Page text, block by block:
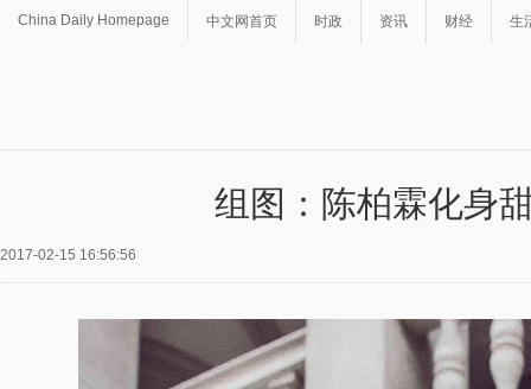
China Daily Homepage 中文网首页 时政 资讯 财经 生
组图：陈柏霖化身
2017-02-15 16:56:56